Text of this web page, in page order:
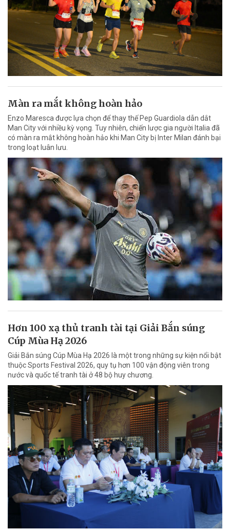
Màn ra mắt không hoàn hảo
Enzo Maresca được lựa chọn để thay thế Pep Guardiola dẫn dắt
Man City với nhiều kỳ vọng. Tuy nhiên, chiến lược gia người Italia đã
có màn ra mắt không hoàn hảo khi Man City bị Inter Milan đánh bại
trong loạt luân lưu.
Hơn 100 xạ thủ tranh tài tại Giải Bắn súng
Cúp Mùa Hạ 2026
Giải Bắn súng Cúp Mùa Hạ 2026 là một trong những sự kiện nổi bật
thuộc Sports Festival 2026, quy tụ hơn 100 vận động viên trong
nước và quốc tế tranh tài ở 48 bộ huy chương.